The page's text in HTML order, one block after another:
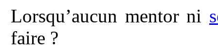
Lorsqu’aucun mentor ni
faire ?